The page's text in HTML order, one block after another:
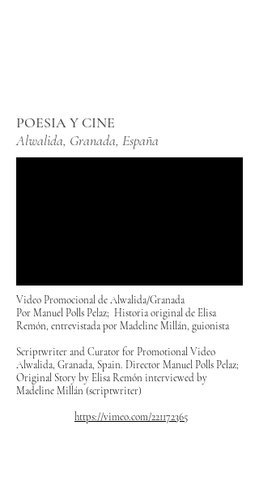
POESIA Y CINE
Alwalida, Granada, España
Video Promocional de Alwalida/Granada
Por Manuel Polls Pelaz; Historia original de Elisa
Remón, entrevistada por Madeline Millán, guionista
Scriptwriter and Curator for Promotional Video
Alwalida, Granada, Spain. Director Manuel Polls Pelaz;
Original Story by Elisa Remón interviewed by
Madeline Millán (scriptwriter)
https://vimeo.com/221172365